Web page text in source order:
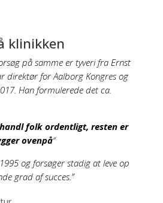
klinikken
på samme er tyveri fra Ernst
direktør for Aalborg Kongres og
Han formulerede det ca.
folk ordentligt, resten er
ovenpå“
og forsøger stadig at leve op
grad af succes.”